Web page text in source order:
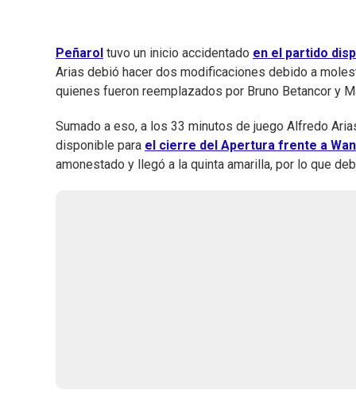
Peñarol tuvo un inicio accidentado en el partido
Arias debió hacer dos modificaciones debido a
quienes fueron reemplazados por Bruno Betancor y
Sumado a eso, a los 33 minutos de juego Alfredo
disponible para el cierre del Apertura frente a
amonestado y llegó a la quinta amarilla, por lo que